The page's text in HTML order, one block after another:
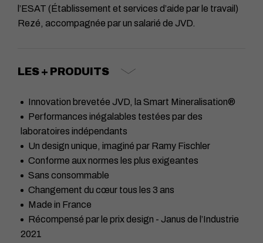
l’ESAT (Établissement et services d’aide par le travail)
Rezé, accompagnée par un salarié de JVD.
LES + PRODUITS
Innovation brevetée JVD, la Smart Mineralisation®
Performances inégalables testées par des
laboratoires indépendants
Un design unique, imaginé par Ramy Fischler
Conforme aux normes les plus exigeantes
Sans consommable
Changement du cœur tous les 3 ans
Made in France
Récompensé par le prix design - Janus de l’Industrie
2021